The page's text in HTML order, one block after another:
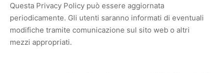
Questa Privacy Policy può essere aggiornata
periodicamente. Gli utenti saranno informati di eventuali
modifiche tramite comunicazione sul sito web o altri
mezzi appropriati.